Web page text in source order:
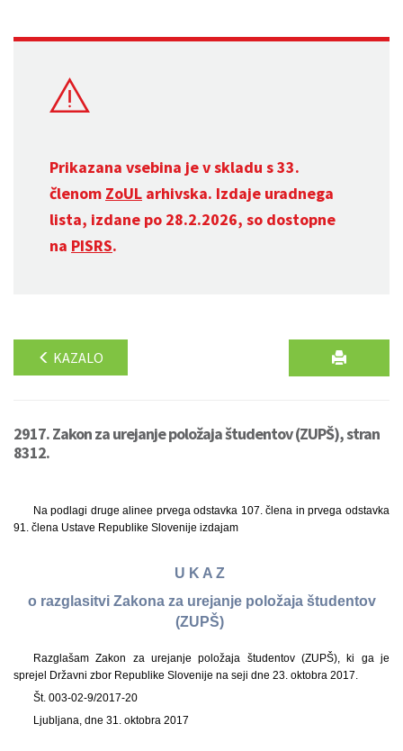
Prikazana vsebina je v skladu s 33.
členom ZoUL arhivska. Izdaje uradnega
lista, izdane po 28.2.2026, so dostopne
na PISRS.
KAZALO
2917. Zakon za urejanje položaja študentov (ZUPŠ), stran
8312.
Na podlagi druge alinee prvega odstavka 107. člena in prvega odstavka
91. člena Ustave Republike Slovenije izdajam
U K A Z
o razglasitvi Zakona za urejanje položaja študentov
(ZUPŠ)
Razglašam Zakon za urejanje položaja študentov (ZUPŠ), ki ga je
sprejel Državni zbor Republike Slovenije na seji dne 23. oktobra 2017.
Št. 003-02-9/2017-20
Ljubljana, dne 31. oktobra 2017